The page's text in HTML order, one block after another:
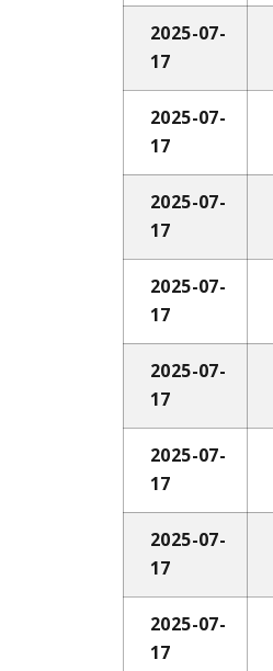
2025-07-
17
2025-07-
17
2025-07-
17
2025-07-
17
2025-07-
17
2025-07-
17
2025-07-
17
2025-07-
17